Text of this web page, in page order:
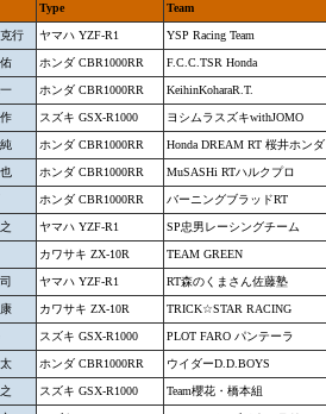
Type Team
行 ヤマハ YZF-R1 YSP Racing Team
ホンダ CBR1000RR F.C.C.TSR Honda
ホンダ CBR1000RR KeihinKoharaR.T.
スズキ GSX-R1000 ヨシムラスズキwithJOMO
ホンダ CBR1000RR Honda DREAM RT 桜井ホンダ
ホンダ CBR1000RR MuSASHi RTハルクプロ
ホンダ CBR1000RR バーニングブラッドRT
ヤマハ YZF-R1 SP忠男レーシングチーム
カワサキ ZX-10R TEAM GREEN
ヤマハ YZF-R1 RT森のくまさん佐藤塾
カワサキ ZX-10R TRICK☆STAR RACING
スズキ GSX-R1000 PLOT FARO パンテーラ
ホンダ CBR1000RR ウイダーD.D.BOYS
スズキ GSX-R1000 Team櫻花・橋本組